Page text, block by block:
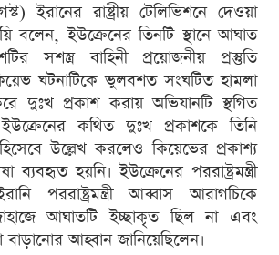
ইরানের রাষ্ট্রীয় টেলিভিশনে দেওয়া
বলেন, ইউক্রেনের তিনটি স্থানে আঘাত
সশস্ত্র বাহিনী প্রয়োজনীয় প্রস্তুতি
ঘটনাটিকে ভুলবশত সংঘটিত হামলা
দুঃখ প্রকাশ করায় অভিযানটি স্থগিত
কথিত দুঃখ প্রকাশকে তিনি
উল্লেখ করলেও কিয়েভের প্রকাশ্য
ব্যবহৃত হয়নি। ইউক্রেনের পররাষ্ট্রমন্ত্রী
পররাষ্ট্রমন্ত্রী আব্বাস আরাগচিকে
আঘাতটি ইচ্ছাকৃত ছিল না এবং
আহ্বান জানিয়েছিলেন।